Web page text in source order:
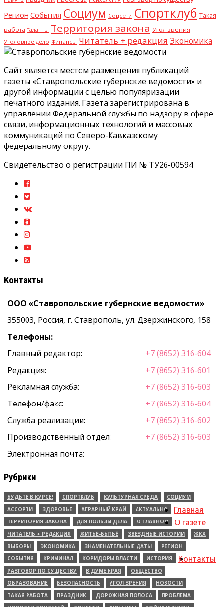
Регион События Социум Соцсети Спортклуб Такая
работа Таланты Территория закона Угол зрения
Уголовное дело Финансы Читатель + редакция Экономика
Сайт является местом размещения публикаций
газеты «Ставропольские губернские ведомости» и
другой информации с целью популяризации
печатного издания. Газета зарегистрирована в
управлении Федеральной службы по надзору в сфере
связи, информационных технологий и массовых
коммуникаций по Северо-Кавказскому
федеральному округу.
Свидетельство о регистрации ПИ № ТУ26-00594
Контакты
ООО «Ставропольские губернские ведомости»
355003, Россия, г. Ставрополь, ул. Дзержинского, 158
Телефоны:
Главный редактор:
+7 (8652) 316-604
Редакция:
+7 (8652) 316-601
Рекламная служба:
+7 (8652) 316-603
Телефон/факс:
+7 (8652) 316-604
Служба реализации:
+7 (8652) 316-602
Производственный отдел:
+7 (8652) 316-603
Электронная почта:
Рубрики
БУДЬТЕ В КУРСЕ! СПОРТКЛУБ КУЛЬТУРНАЯ СРЕДА
СОЦИУМ
АССОРТИ
ЗДОРОВЬЕ АГРАРНЫЙ КРАЙ
АКТУАЛЬНО
ТЕРРИТОРИЯ ЗАКОНА
ДЛЯ ПОЛЬЗЫ ДЕЛА
О ГЛАВНОМ
ЧИТАТЕЛЬ + РЕДАКЦИЯ
ЖИТЬЁ-БЫТЬЁ ЗВЁЗДНЫЕ ИСТОРИИ
ЖКХ
ВЫБОРЫ
ЭКОНОМИКА ЗНАМЕНАТЕЛЬНЫЕ ДАТЫ
РЕГИОН
СОБЫТИЯ
КРИМИНАЛ КОРИДОРЫ ВЛАСТИ
ИСТОРИЯ
РАЗГОВОР ПО СУЩЕСТВУ
В ДУМЕ КРАЯ
ОБЩЕСТВО
ОБРАЗОВАНИЕ
БЕЗОПАСНОСТЬ УГОЛ ЗРЕНИЯ
НОВОСТИ
ТАКАЯ РАБОТА
ПРАЗДНИК ДОРОЖНАЯ ПОЛОСА
ПРОБЛЕМА
Главная
О газете
Контакты